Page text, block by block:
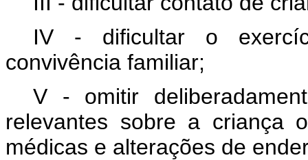
IV - dificultar o
convivência familiar;
V - omitir
relevantes sobre a criança
médicas e alterações de